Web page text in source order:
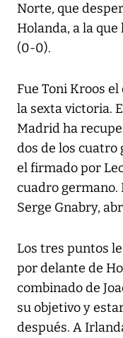
Norte, que
Holanda, a la
(0-0).
Fue Toni Kroos
la sexta victoria.
Madrid ha
dos de los cuatro
el firmado por
cuadro germano.
Serge Gnabry,
Los tres puntos
por delante de
combinado de
su objetivo y
después. A